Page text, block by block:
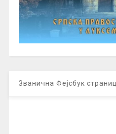
Званична Фејсбук